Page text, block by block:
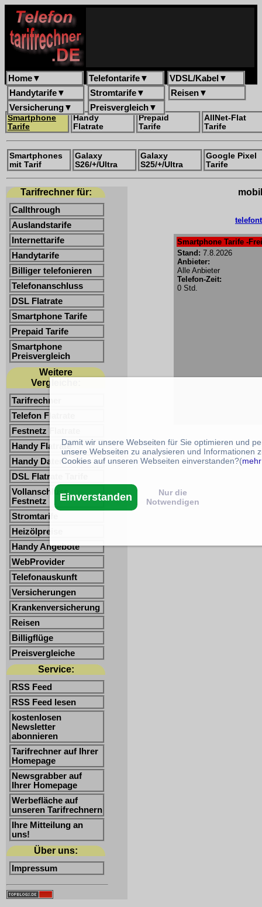
Home▼ Telefontarife▼ VDSL/Kabel ▼
Handytarife▼ Stromtarife▼ Reisen▼
Versicherung▼ Preisvergleich▼
Smartphone
Tarife
Handy
Flatrate
Prepaid
Tarife
AllNet-Flat
Tarife
Smartphones
mit Tarif
Galaxy
S26/+/Ultra
Galaxy
S25/+/Ultra
Google Pixel
Tarife
Tarifrechner für:
Callthrough
Auslandstarife
Internettarife
Handytarife
Billiger telefonieren
Telefonanschluss
DSL Flatrate
Smartphone Tarife
Prepaid Tarife
Smartphone
Preisvergleich
Weitere
Vergleiche:
Tarifrechner
Telefon Flatrate
Festnetz Flatrate
Handy Flatrate
Handy Datentarife
DSL Flatrate Tarife
Vollanschluss
Festnetz
Stromtarife
Heizölpreise
Handy Angebote
WebProvider
Telefonauskunft
Versicherungen
Krankenversicherung
Reisen
Billigflüge
Preisvergleiche
Service:
RSS Feed
RSS Feed lesen
kostenlosen
Newsletter
abonnieren
Tarifrechner auf Ihrer
Homepage
Newsgrabber auf
Ihrer Homepage
Werbefläche auf
unseren Tarifrechnern
Ihre Mitteilung an
uns!
Über uns:
Impressum
Smartphone Tarife -
Stand: 7.8.2026
Anbieter:
Alle Anbieter
Telefon-Zeit:
0 Std.
Damit wir unsere Webseiten für Sie optimieren und
unsere Webseiten zu analysieren und Informationen
Cookies auf unseren Webseiten einverstanden?(
Einverstanden
Nur die
Notwendigen